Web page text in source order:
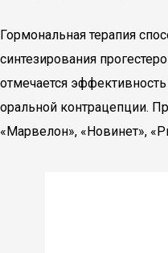
Гормональная терапия
синтезирования
отмечается
оральной контрацепции.
«Марвелон», «Новинет»,